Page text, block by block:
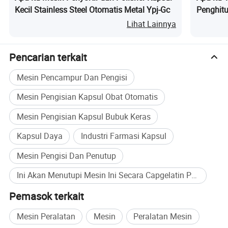
Kecil Stainless Steel Otomatis Metal Ypj-Gc
Lihat Lainnya
Pencarian terkait
Mesin Pencampur Dan Pengisi
Mesin Pengisian Kapsul Obat Otomatis
Mesin Pengisian Kapsul Bubuk Keras
Kapsul Daya
Industri Farmasi Kapsul
Mesin Pengisi Dan Penutup
Ini Akan Menutupi Mesin Ini Secara Capgelatin Pembelian Massal
Pemasok terkait
Mesin Peralatan Mesin Peralatan Mesin